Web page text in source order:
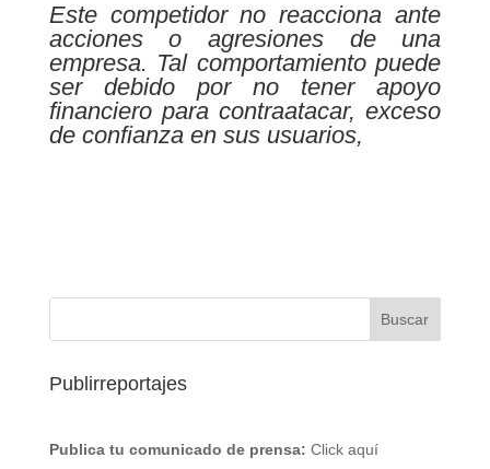
Este competidor no reacciona ante
acciones o agresiones de una
empresa. Tal comportamiento puede
ser debido por no tener apoyo
financiero para contraatacar, exceso
de confianza en sus usuarios,
Publirreportajes
Publica tu comunicado de prensa: Click aquí